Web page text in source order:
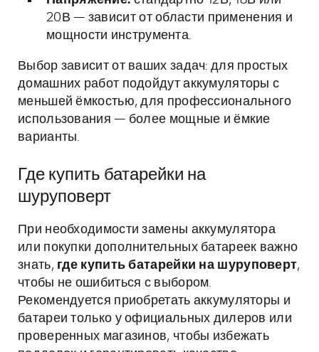
20В — зависит от области применения и
мощности инструмента.
Выбор зависит от ваших задач: для простых
домашних работ подойдут аккумуляторы с
меньшей ёмкостью, для профессионального
использования — более мощные и ёмкие
варианты.
Где купить батарейки на
шуруповерт
При необходимости замены аккумулятора
или покупки дополнительных батареек важно
знать, где купить батарейки на шуруповерт,
чтобы не ошибиться с выбором.
Рекомендуется приобретать аккумуляторы и
батареи только у официальных дилеров или
проверенных магазинов, чтобы избежать